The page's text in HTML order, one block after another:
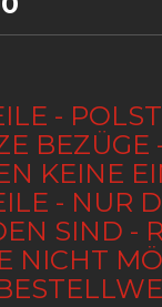
-
BEZÜGE
KEINE
- NUR
SIND -
NICHT